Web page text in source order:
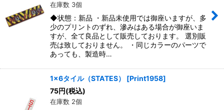
在庫数 3個
◆状態：新品 ・新品未使用では御座いますが、多
少のプリントのずれ、滲みはある場合が御座いま
すが、全て良品として販売しております。 選別販
売は致しておりません。 ・同じカラーのパーツで
あっても、製造時…
1x6タイル（STATES） [Print1958]
75円(税込)
在庫数 2個